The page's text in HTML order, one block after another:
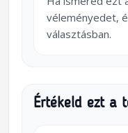
véleményedet,
választásban.
Értékeld ezt a